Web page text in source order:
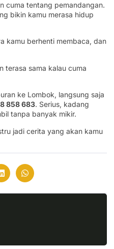
cuma tentang pemandangan.
bikin kamu merasa hidup
kamu berhenti membaca, dan
terasa sama kalau cuma
ke Lombok, langsung saja
858 683. Serius, kadang
tanpa banyak mikir.
jadi cerita yang akan kamu